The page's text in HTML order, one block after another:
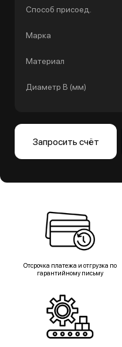
Способ присоед.
Марка
Материал
Диаметр B (мм)
Запросить счёт
Отсрочка платежа и отгрузка по
гарантийному письму